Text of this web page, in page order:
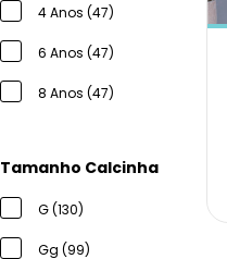
4 Anos (47)
6 Anos (47)
8 Anos (47)
Tamanho Calcinha
G (130)
Gg (99)